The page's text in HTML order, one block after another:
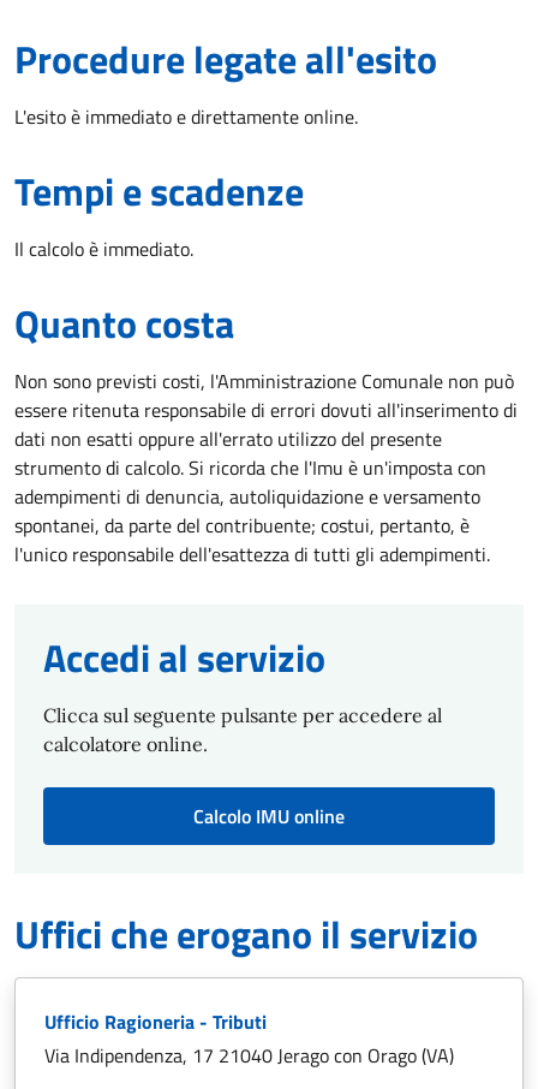
Procedure legate all'esito
L'esito è immediato e direttamente online.
Tempi e scadenze
Il calcolo è immediato.
Quanto costa
Non sono previsti costi, l'Amministrazione Comunale non può
essere ritenuta responsabile di errori dovuti all'inserimento di
dati non esatti oppure all'errato utilizzo del presente
strumento di calcolo. Si ricorda che l'Imu è un'imposta con
adempimenti di denuncia, autoliquidazione e versamento
spontanei, da parte del contribuente; costui, pertanto, è
l'unico responsabile dell'esattezza di tutti gli adempimenti.
Accedi al servizio
Clicca sul seguente pulsante per accedere al
calcolatore online.
Calcolo IMU online
Uffici che erogano il servizio
Ufficio Ragioneria - Tributi
Via Indipendenza, 17 21040 Jerago con Orago (VA)